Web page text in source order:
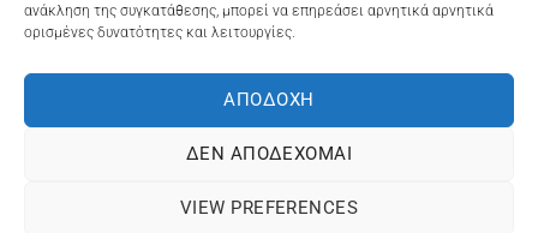
ανάκληση της συγκατάθεσης, μπορεί να επηρεάσει αρνητικά αρνητικά
ορισμένες δυνατότητες και λειτουργίες.
ΑΠΟΔΟΧΉ
ΔΕΝ ΑΠΟΔΈΧΟΜΑΙ
VIEW PREFERENCES
On
Delivery
ΤΡΟΠΟΙ ΠΛΗΡΩΜΗΣ
ΠΟΛΙΤΙΚΉ ΕΠΙΣΤΡΟΦΏΝ
ΠΟΛΙΤΙΚΉ ΑΠΟΡΡΉΤΟΥ – COOKIES (ΕΕ)
. Powered byOCS eShop Development